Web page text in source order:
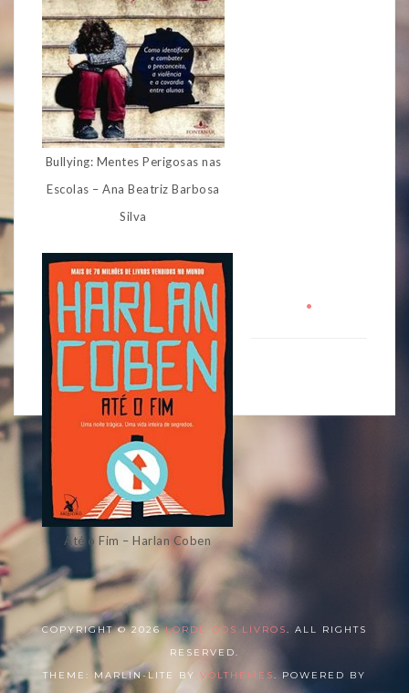
Bullying: Mentes Perigosas nas
Escolas – Ana Beatriz Barbosa
Silva
Até o Fim – Harlan Coben
•
COPYRIGHT © 2026LORDE DOS LIVROS. ALL RIGHTS
RESERVED.
THEME: MARLIN-LITE BY VOLTHEMES. POWERED BY